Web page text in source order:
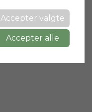
Accepter valgte
Accepter alle